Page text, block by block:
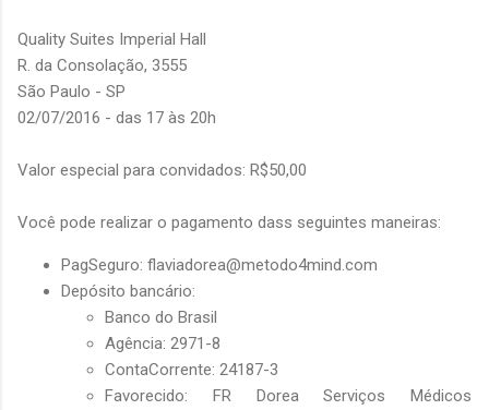
Quality Suites Imperial Hall
R. da Consolação, 3555
São Paulo - SP
02/07/2016 - das 17 às 20h
Valor especial para convidados: R$50,00
Você pode realizar o pagamento dass seguintes maneiras:
PagSeguro: flaviadorea@metodo4mind.com
Depósito bancário:
Banco do Brasil
Agência: 2971-8
ContaCorrente: 24187-3
Favorecido: FR Dorea Serviços Médicos